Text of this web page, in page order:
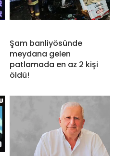
Şam banliyösünde
meydana gelen
patlamada en az 2 kişi
öldü!